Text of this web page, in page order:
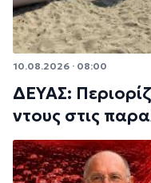
10.08.2026 · 08:00
ΔΕΥΑΣ:
ντους στις